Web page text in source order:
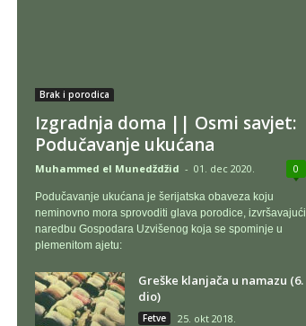
Brak i porodica
Izgradnja doma || Osmi savjet:
Podučavanje ukućana
Muhammed el Munedždžid - 01. dec 2020. 0
Podučavanje ukućana je šerijatska obaveza koju
neminovno mora sprovoditi glava porodice, izvršavajući
naredbu Gospodara Uzvišenog koja se spominje u
plemenitom ajetu:
Greške klanjača u namazu (6.
dio)
Fetve 25. okt 2018.